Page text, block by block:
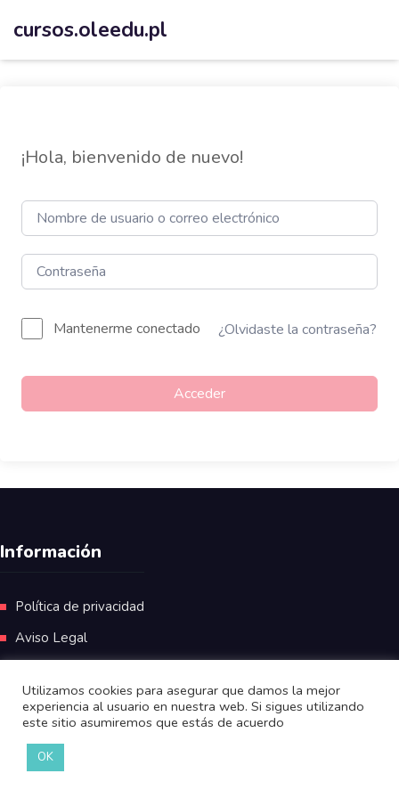
cursos.oleedu.pl
¡Hola, bienvenido de nuevo!
Mantenerme conectado ¿Olvidaste la contraseña?
Acceder
Información
Política de privacidad
Aviso Legal
Utilizamos cookies para asegurar que damos la mejor
experiencia al usuario en nuestra web. Si sigues utilizando
este sitio asumiremos que estás de acuerdo
OK